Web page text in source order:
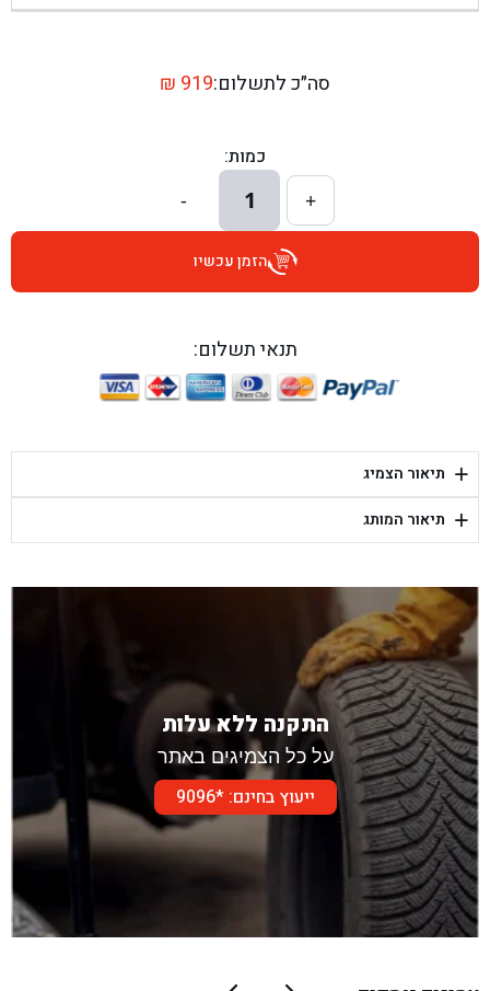
בן גל - דרך השבעה 20, אזור - אזור
בן גל - הרצל 6, גדרה - גדרה
בן גל - שדרות דוד בן גוריון 8, באר שבע - באר שבע
בן גל - היובלים 26, הוד השרון - הוד השרון
בן גל - יפת 88, תל אביב יפו - תל אביב
בן גל - דור אלון הר טוב - בית שמש
סה״כ לתשלום: ₪ 919
כמות:
+
1
-
הזמן עכשיו
תנאי תשלום:
+ תיאור הצמיג
+ תיאור המותג
התקנה ללא עלות
על כל הצמיגים באתר
ייעוץ בחינם: *9096